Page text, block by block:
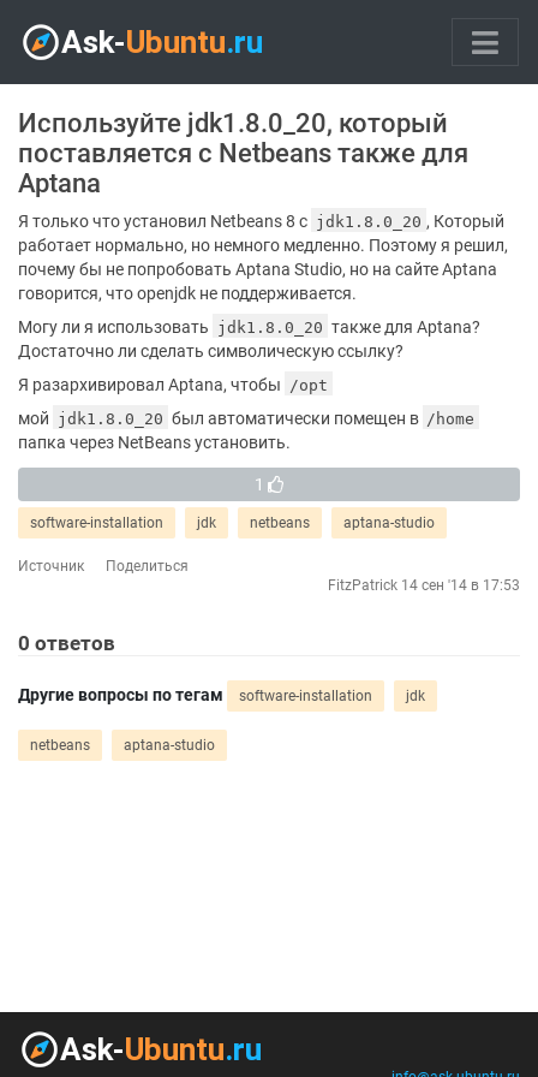
Используйте jdk1.8.0_20, который
поставляется с Netbeans также для
Aptana
Я только что установил Netbeans 8 с jdk1.8.0_20 , Который
работает нормально, но немного медленно. Поэтому я решил,
почему бы не попробовать Aptana Studio, но на сайте Aptana
говорится, что openjdk не поддерживается.
Могу ли я использовать jdk1.8.0_20 также для Aptana?
Достаточно ли сделать символическую ссылку?
Я разархивировал Aptana, чтобы /opt
мой jdk1.8.0_20 был автоматически помещен в /home
папка через NetBeans установить.
1
software-installation jdk netbeans aptana-studio
Источник
Поделиться
FitzPatrick 14 сен '14 в 17:53
0 ответов
Другие вопросы по тегам software-installation jdk
netbeans aptana-studio